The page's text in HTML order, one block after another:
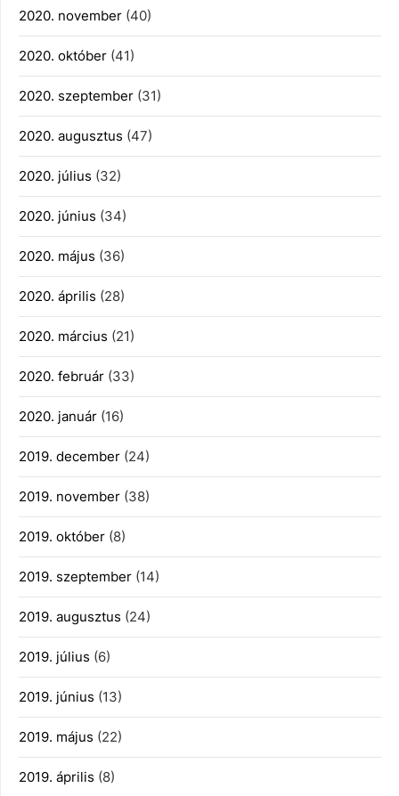
2020. november (40)
2020. október (41)
2020. szeptember (31)
2020. augusztus (47)
2020. július (32)
2020. június (34)
2020. május (36)
2020. április (28)
2020. március (21)
2020. február (33)
2020. január (16)
2019. december (24)
2019. november (38)
2019. október (8)
2019. szeptember (14)
2019. augusztus (24)
2019. július (6)
2019. június (13)
2019. május (22)
2019. április (8)